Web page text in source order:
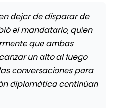
dejar de disparar de
el mandatario, quien
que ambas
un alto al fuego
conversaciones para
diplomática continúan